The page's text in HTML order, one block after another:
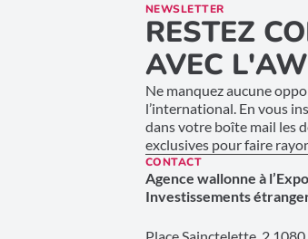
NEWSLETTER
RESTEZ
AVEC
Ne manquez aucune
l’international. En vous
dans votre boîte mail les
exclusives pour faire
CONTACT
Agence wallonne à
Investissements
Place Sainctelette, 2